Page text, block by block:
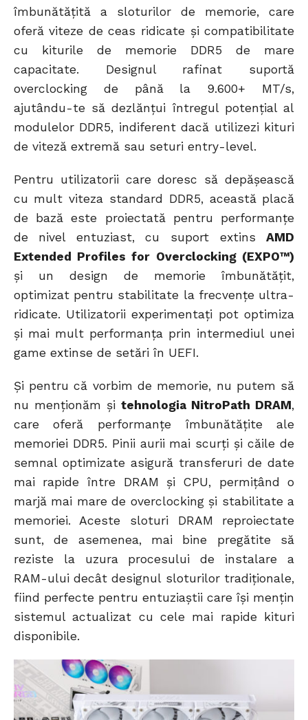
îmbunătățită a sloturilor de memorie, care
oferă viteze de ceas ridicate și compatibilitate
cu kiturile de memorie DDR5 de mare
capacitate. Designul rafinat suportă
overclocking de până la 9.600+ MT/s,
ajutându-te să dezlănțui întregul potențial al
modulelor DDR5, indiferent dacă utilizezi kituri
de viteză extremă sau seturi entry-level.
Pentru utilizatorii care doresc să depășească
cu mult viteza standard DDR5, această placă
de bază este proiectată pentru performanțe
de nivel entuziast, cu suport extinsAMD
Extended Profiles for Overclocking (EXPO™)
și un design de memorie îmbunătățit,
optimizat pentru stabilitate la frecvențe ultra-
ridicate. Utilizatorii experimentați pot optimiza
și mai mult performanța prin intermediul unei
game extinse de setări în UEFI.
Și pentru că vorbim de memorie, nu putem să
nu menționăm șitehnologia NitroPath DRAM,
care oferă performanțe îmbunătățite ale
memoriei DDR5. Pinii aurii mai scurți și căile de
semnal optimizate asigură transferuri de date
mai rapide între DRAM și CPU, permițând o
marjă mai mare de overclocking și stabilitate a
memoriei. Aceste sloturi DRAM reproiectate
sunt, de asemenea, mai bine pregătite să
reziste la uzura procesului de instalare a
RAM-ului decât designul sloturilor tradiționale,
fiind perfecte pentru entuziaștii care își mențin
sistemul actualizat cu cele mai rapide kituri
disponibile.